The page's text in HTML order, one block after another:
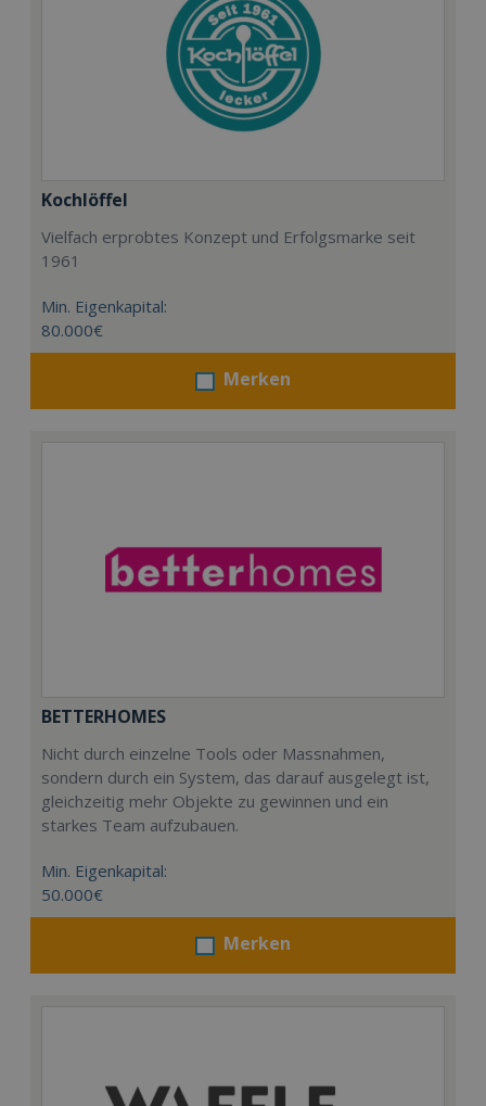
Kochlöffel
Vielfach erprobtes Konzept und Erfolgsmarke seit
1961
Min. Eigenkapital:
80.000€
Merken
BETTERHOMES
Nicht durch einzelne Tools oder Massnahmen,
sondern durch ein System, das darauf ausgelegt ist,
gleichzeitig mehr Objekte zu gewinnen und ein
starkes Team aufzubauen.
Min. Eigenkapital:
50.000€
Merken